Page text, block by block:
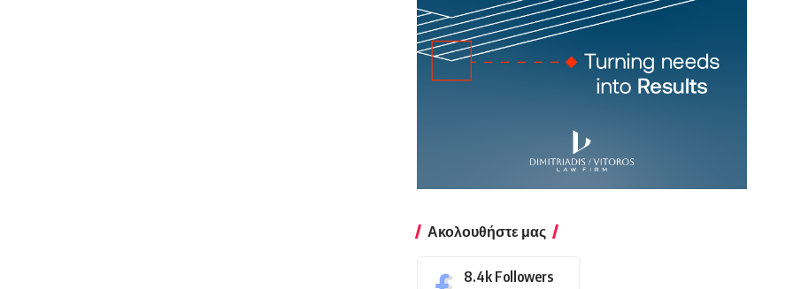
Ακολουθήστε μας
8.4k Followers